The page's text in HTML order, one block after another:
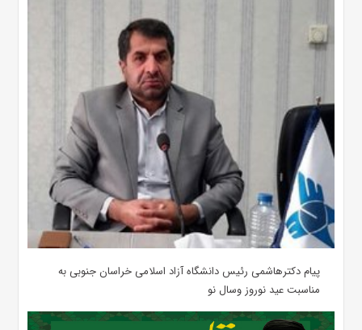
پیام دکترهاشمی رئیس دانشگاه آزاد اسلامی خراسان جنوبی به
مناسبت عید نوروز وسال نو